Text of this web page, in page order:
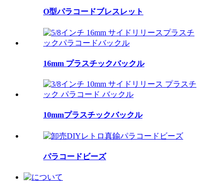
O型パラコードブレスレット
16mm プラスチックバックル
10mmプラスチックバックル
パラコードビーズ